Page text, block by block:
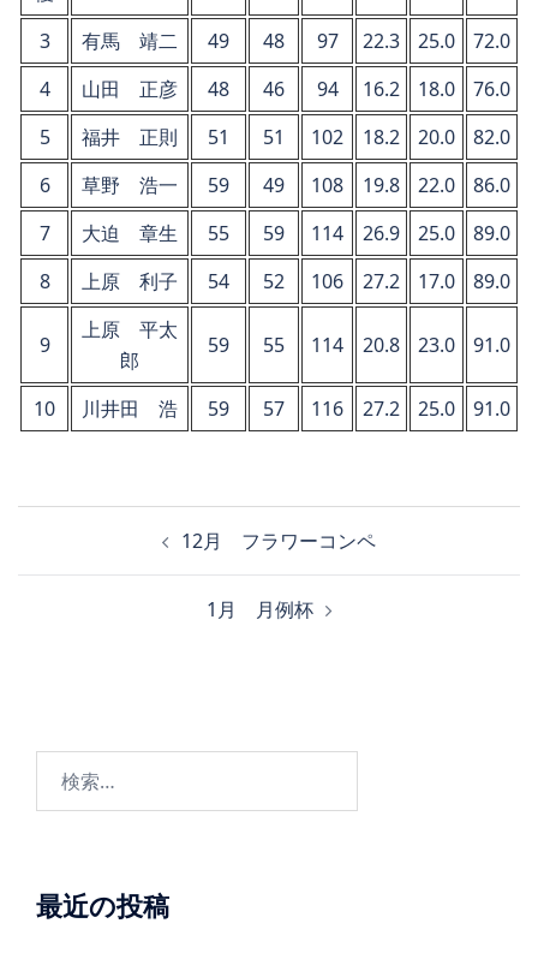
3 有馬 靖二 49 48 97 22.3 25.0
72.0
4
山田 正彦 48 46 94 16.2 18.0
76.0
5
福井 正則 51 51 102 18.2 20.0
82.0
6
草野 浩一 59 49 108 19.8 22.0
86.0
7
大迫 章生 55 59 114 26.9 25.0
89.0
8
上原 利子 54 52 106 27.2 17.0 89.0
9
上原 平太
郎
59 55 114 20.8 23.0 91.0
10 川井田 浩 59 57 116 27.2 25.0 91.0
ョ
12月 フラワーコンペ
1月 月例杯
最近の投稿